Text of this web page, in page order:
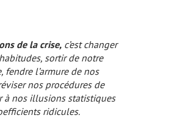
de la crise, c’est changer
sortir de notre
fendre l’armure de nos
nos procédures de
à nos illusions statistiques
ridicules.